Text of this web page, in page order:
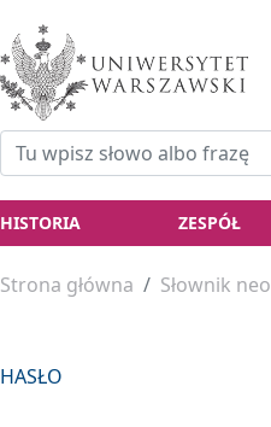
HISTORIA ZESPÓŁ
Strona główna Słownik
HASŁO